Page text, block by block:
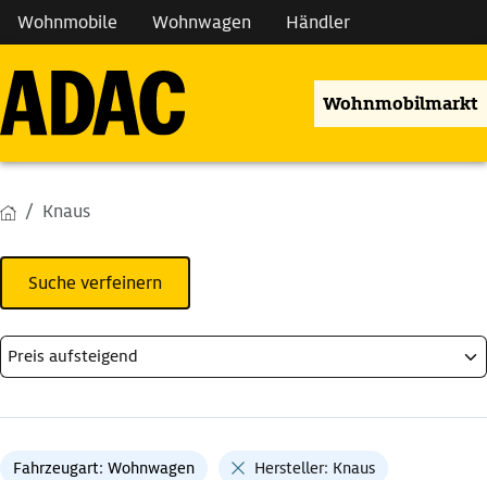
Wohnmobile Wohnwagen Händler
Wohnmobilmarkt
Knaus
Suche verfeinern
Fahrzeugart: Wohnwagen Hersteller: Knaus